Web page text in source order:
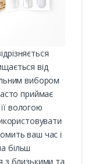
від
вибором
приймає
вологою
ваш час і
більш
з близькими та